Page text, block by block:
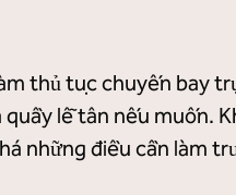
thủ tục chuyến bay
lễ tân nếu muốn.
những điều cần làm